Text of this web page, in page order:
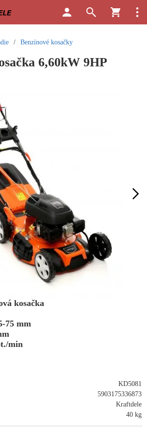
/ Benzínové kosačky
6,60kW 9HP
kosačka
75 mm
min
KD5081
5903175336873
Kraftdele
40 kg